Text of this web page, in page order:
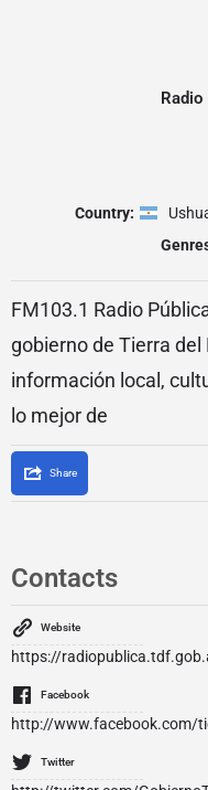
Radio
Country:
FM103.1 Radio
gobierno de Tierra
información local,
lo mejor de
Share
Contacts
Website
https://
Facebook
http://www.facebook.com/
Twitter